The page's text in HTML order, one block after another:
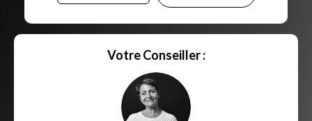
Votre Conseiller :